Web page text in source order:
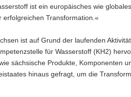
ist ein europäisches wie
erfolgreichen Transformation.«
ist auf Grund der laufenden
für Wasserstoff (KH2)
sächsische Produkte, Komponenten
hinaus gefragt, um die